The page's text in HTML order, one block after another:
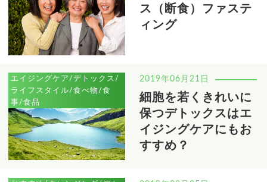
ス（断食）ファステ
ィング
エイジングケア/デトックス/
ライフスタイル/食べ物/食
事/食品
2019年06月21日
細胞を若くきれいに
保つデトックスはエ
イジングケアにもお
すすめ？